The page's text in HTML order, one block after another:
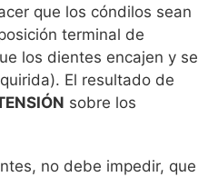
que los cóndilos sean
terminal de
los dientes encajen y se
El resultado de
sobre los
no debe impedir, que